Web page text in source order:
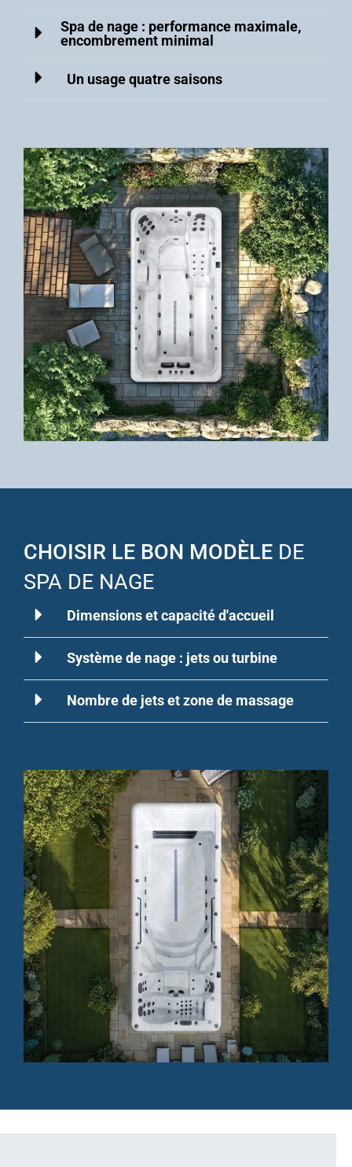
Spa de nage : performance maximale,
encombrement minimal
Un usage quatre saisons
CHOISIR LE BON MODÈLE DE
SPA DE NAGE
Dimensions et capacité d'accueil
Système de nage : jets ou turbine
Nombre de jets et zone de massage